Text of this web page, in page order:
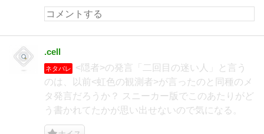
.cell
ネタバレ
<隠者>の発言「二回目の迷い人」と言う
のは、以前<虹色の観測者>が言ったのと同種のメ
タ発言だろうか？ スニーカー版でこのあたりがど
う書かれてたかが思い出せないので気になる。